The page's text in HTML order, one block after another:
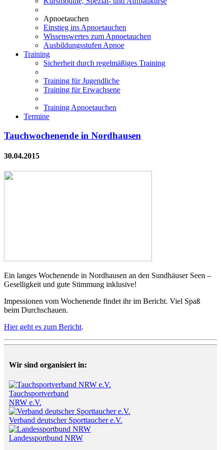
Apnoetauchen
Einstieg ins Apnoetauchen
Wissenswertes zum Apnoetauchen
Ausbildungsstufen Apnoe
Training
Sicherheit durch regelmäßiges Training
Training für Jugendliche
Training für Erwachsene
Training Apnoetauchen
Termine
Tauchwochenende in Nordhausen
30.04.2015
Ein langes Wochenende in Nordhausen an den Sundhäuser Seen –
Geselligkeit und gute Stimmung inklusive!
Impessionen vom Wochenende findet ihr im Bericht. Viel Spaß
beim Durchschauen.
Hier geht es zum Bericht.
Wir sind organisiert in:
Tauchsportverband
NRW e.V.
Verband deutscher Sporttaucher e.V.
Landessportbund NRW